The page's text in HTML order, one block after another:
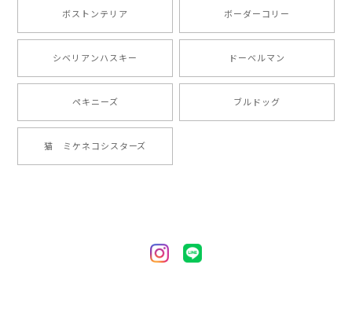
2024/05/22
2024/05/04
2024/05/04
ボストンテリア ボーダーコリー
シベリアンハスキー ドーベルマン
ペキニーズ ブルドッグ
猫 ミケネコシスターズ